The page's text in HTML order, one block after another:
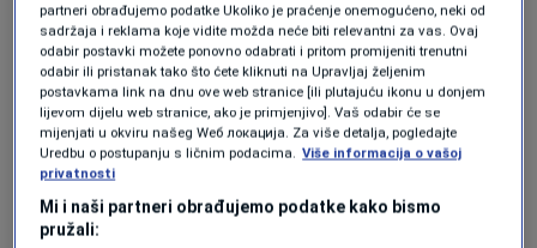
Podsjetimo, predsjedavajući Predsjedništva
Bosne i Hercegovine Željko Komšić sinoć je
sazvao hitnu telefonsku sjednicu zbog
imenovanja Upravnog vijeća Centralne banke
BiH.
partneri obrađujemo podatke Ukoliko je praćenje onemogućeno, neki od
sadržaja i reklama koje vidite možda neće biti relevantni za vas. Ovaj
odabir postavki možete ponovno odabrati i pritom promijeniti trenutni
odabir ili pristanak tako što ćete kliknuti na Upravljaj željenim
postavkama link na dnu ove web stranice [ili plutajuću ikonu u donjem
lijevom dijelu web stranice, ako je primjenjivo]. Vaš odabir će se
mijenjati u okviru našeg Wеб локација. Za više detalja, pogledajte
Uredbu o postupanju s ličnim podacima. Više informacija o vašoj
privatnosti
Mi i naši partneri obrađujemo podatke kako bismo
pružali: